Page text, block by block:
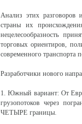
Анализ этих разговоров
страны их
нецелесообразность
торговых ориентиров,
современного транспорта
Разработчики нового
1. Южный вариант: От
грузопотоков через
ЧЕТЫРЕ границы.